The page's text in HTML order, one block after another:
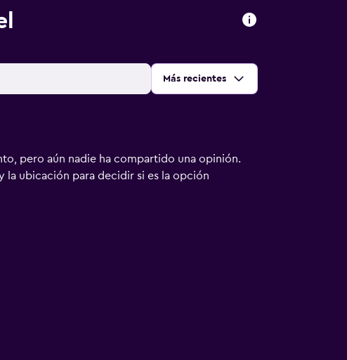
Ordenar por:
Más recientes
pero aún nadie ha compartido una opinión.
la ubicación para decidir si es la opción